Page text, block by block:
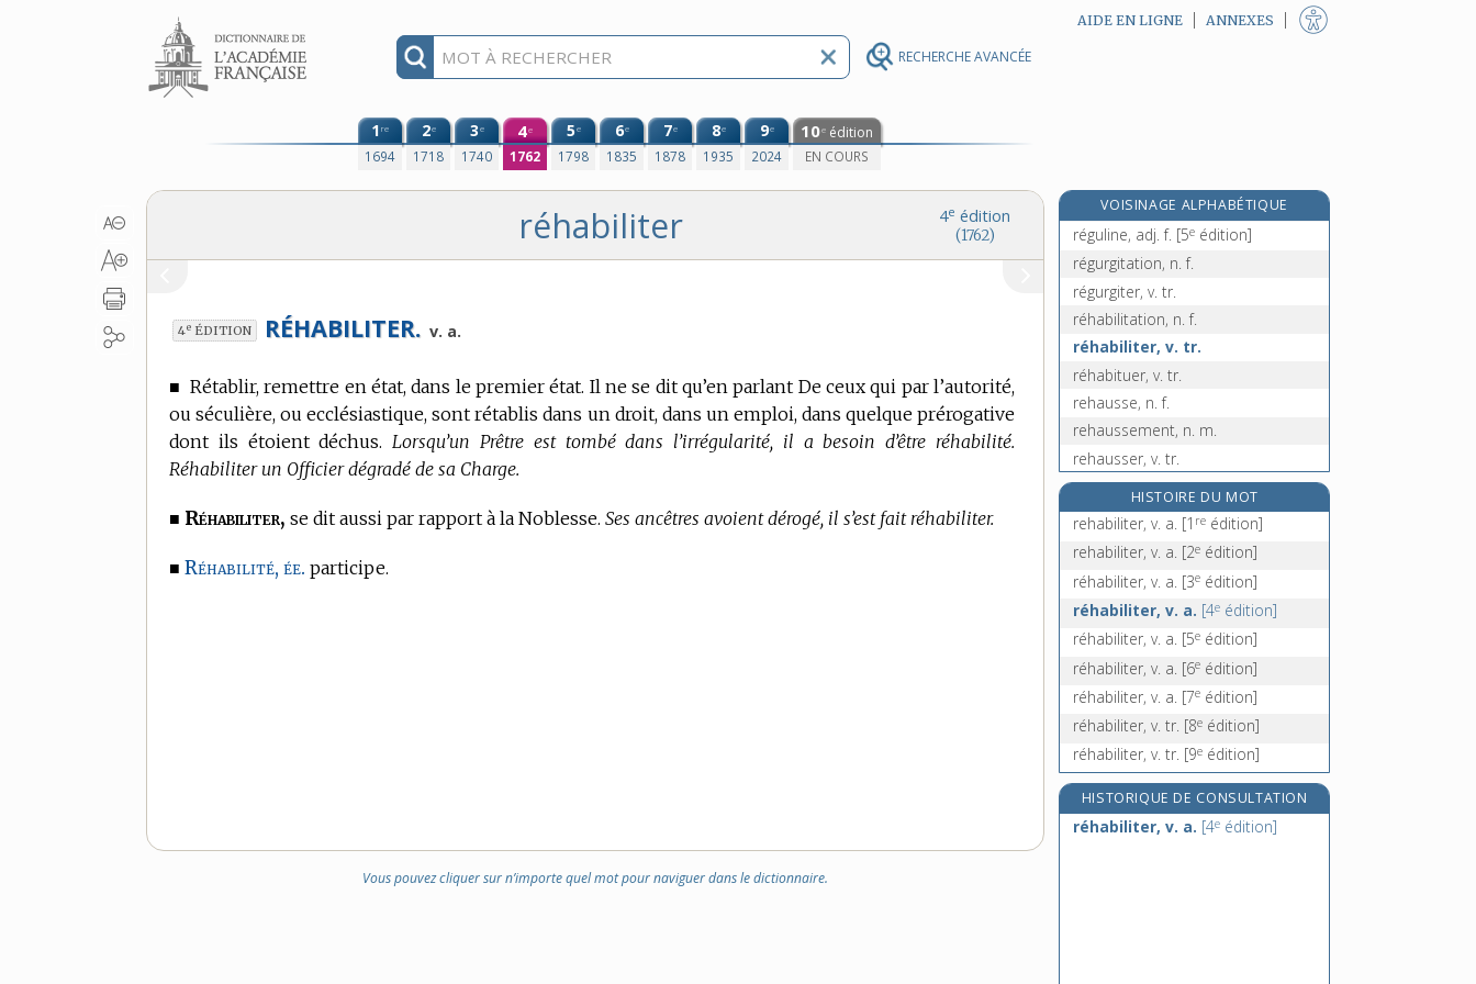
RECHERCHE AVANCÉE
Aller au contenu AIDE EN LIGNE ANNEXES
1re
1694
2e
1718
3e
1740
4e
1762
5e
1798
6e
1835
7e
1878
8e
1935
9e
2024
10e édition
EN COURS
4e édition
(1762)
réhabiliter
4e ÉDITION RÉHABILITER. v. a.
■Rétablir, remettre en état, dans le premier état. Il ne se dit qu’en parlant De ceux qui par l’autorité,
ou séculière, ou ecclésiastique, sont rétablis dans un droit, dans un emploi, dans quelque prérogative
dont ils étoient déchus. Lorsqu’un Prêtre est tombé dans l’irrégularité, il a besoin d’être réhabilité.
Réhabiliter un Officier dégradé de sa Charge.
■ Réhabiliter, se dit aussi par rapport à la Noblesse. Ses ancêtres avoient dérogé, il s’est fait réhabiliter.
■ Réhabilité, ée. participe.
Vous pouvez cliquer sur n’importe quel mot pour naviguer dans le dictionnaire.
VOISINAGE ALPHABÉTIQUE
régulièrement, adv.
réguline, adj. f. [5e édition]
régurgitation, n. f.
régurgiter, v. tr.
réhabilitation, n. f.
réhabiliter, v. tr.
réhabituer, v. tr.
rehausse, n. f.
rehaussement, n. m.
rehausser, v. tr.
rehausseur, n. m.
rehaut, n. m.
réhoboam, n. m.
HISTOIRE DU MOT
rehabiliter, v. a. [1 re édition]
rehabiliter, v. a. [2e édition]
réhabiliter, v. a. [3e édition]
réhabiliter, v. a. [4e édition]
réhabiliter, v. a. [5e édition]
réhabiliter, v. a. [6e édition]
réhabiliter, v. a. [7e édition]
réhabiliter, v. tr. [8e édition]
réhabiliter, v. tr. [9e édition]
HISTORIQUE DE CONSULTATION
réhabiliter, v. a. [4e édition]